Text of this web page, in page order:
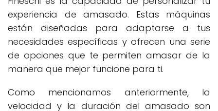
experiencia de amasado. Estas máquinas
están diseñadas para adaptarse a tus
necesidades específicas y ofrecen una serie
de opciones que te permiten amasar de la
manera que mejor funcione para ti.
Como mencionamos anteriormente, la
velocidad y la duración del amasado son